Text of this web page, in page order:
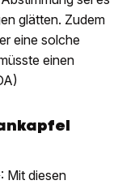
glätten. Zudem
eine solche
einen
Mit diesen